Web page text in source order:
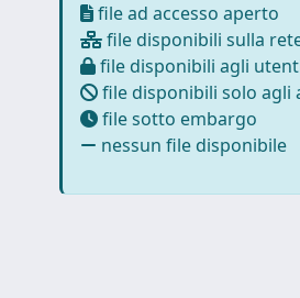
file ad accesso aperto
file disponibili sulla
file disponibili agli
file disponibili solo
file sotto embargo
nessun file disponibile